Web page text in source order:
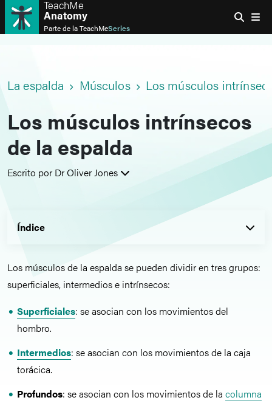
TeachMe
Anatomy
Parte de laTeachMeSeries
La espalda Músculos Los músculos
Los músculos intrínsecos
de la espalda
Escrito por Dr Oliver Jones
Índice
Los músculos de la espalda se pueden dividir en tres grupos:
superficiales, intermedios e intrínsecos:
Superficiales: se asocian con los movimientos del
hombro.
Intermedios: se asocian con los movimientos de la caja
torácica.
Profundos: se asocian con los movimientos de la columna